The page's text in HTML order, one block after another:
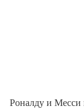
Роналду и Месси